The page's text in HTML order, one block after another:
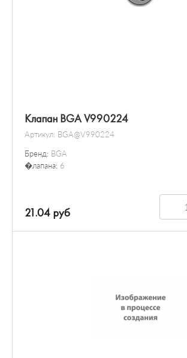
Клапан BGA V990224
Артикул: BGA@V990224
Бренд: BGA
�лапана: 6
21.04 руб